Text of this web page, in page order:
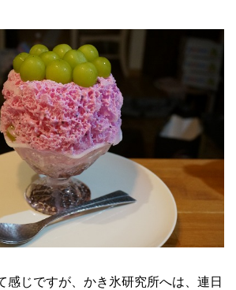
感じですが、かき氷研究所へは、連日